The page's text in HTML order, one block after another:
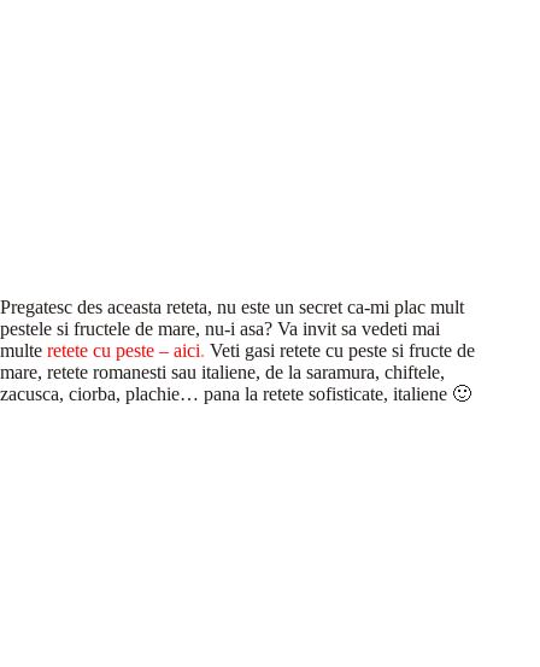
Pregatesc des aceasta reteta, nu este un secret ca-mi plac mult
pestele si fructele de mare, nu-i asa? Va invit sa vedeti mai
multe retete cu peste – aici. Veti gasi retete cu peste si fructe de
mare, retete romanesti sau italiene, de la saramura, chiftele,
zacusca, ciorba, plachie… pana la retete sofisticate, italiene 🙂